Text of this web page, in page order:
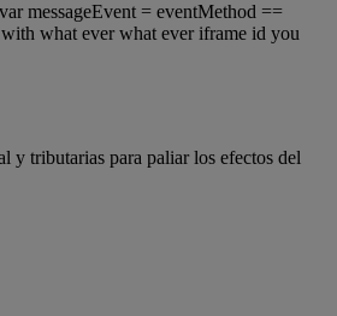
messageEvent = eventMethod ==
what ever what ever iframe id you
y tributarias para paliar los efectos del